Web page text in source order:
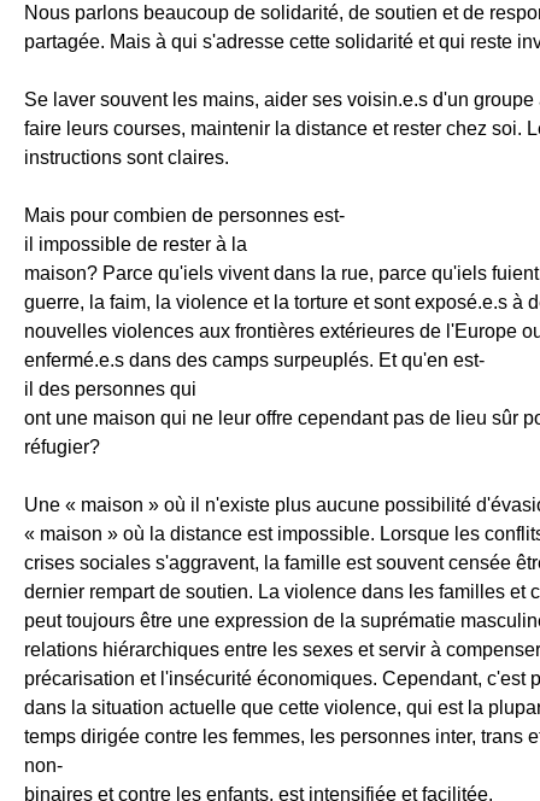
Nous parlons beaucoup de solidarité, de soutien et de
partagée. Mais à qui s'adresse cette solidarité et qui reste
Se laver souvent les mains, aider ses voisin.e.s d'un groupe
faire leurs courses, maintenir la distance et rester chez soi.
instructions sont claires.
Mais pour combien de personnes est-
il impossible de rester à la
maison? Parce qu'iels vivent dans la rue, parce qu'iels
guerre, la faim, la violence et la torture et sont exposé.e.s à
nouvelles violences aux frontières extérieures de l'Europe
enfermé.e.s dans des camps surpeuplés. Et qu'en est-
il des personnes qui
ont une maison qui ne leur offre cependant pas de lieu sûr
réfugier?
Une « maison » où il n'existe plus aucune possibilité
« maison » où la distance est impossible. Lorsque les
crises sociales s'aggravent, la famille est souvent censée
dernier rempart de soutien. La violence dans les familles et
peut toujours être une expression de la suprématie
relations hiérarchiques entre les sexes et servir à
précarisation et l'insécurité économiques. Cependant, c'est
dans la situation actuelle que cette violence, qui est la
temps dirigée contre les femmes, les personnes inter, trans
non-
binaires et contre les enfants, est intensifiée et facilitée.